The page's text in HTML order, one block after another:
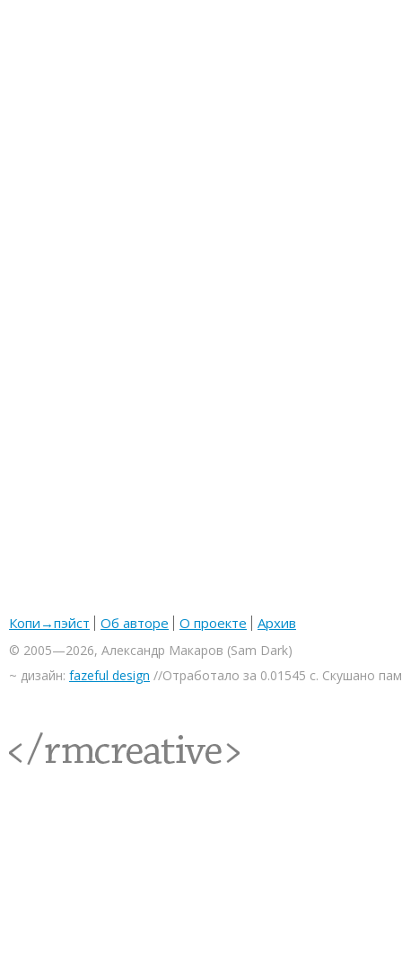
Копи→пэйст Об авторе О проекте Архив
© 2005—2026, Александр Макаров (Sam Dark)
~ дизайн: fazeful design //Отработало за 0.01545 с. Скушано
<rmcreative/>